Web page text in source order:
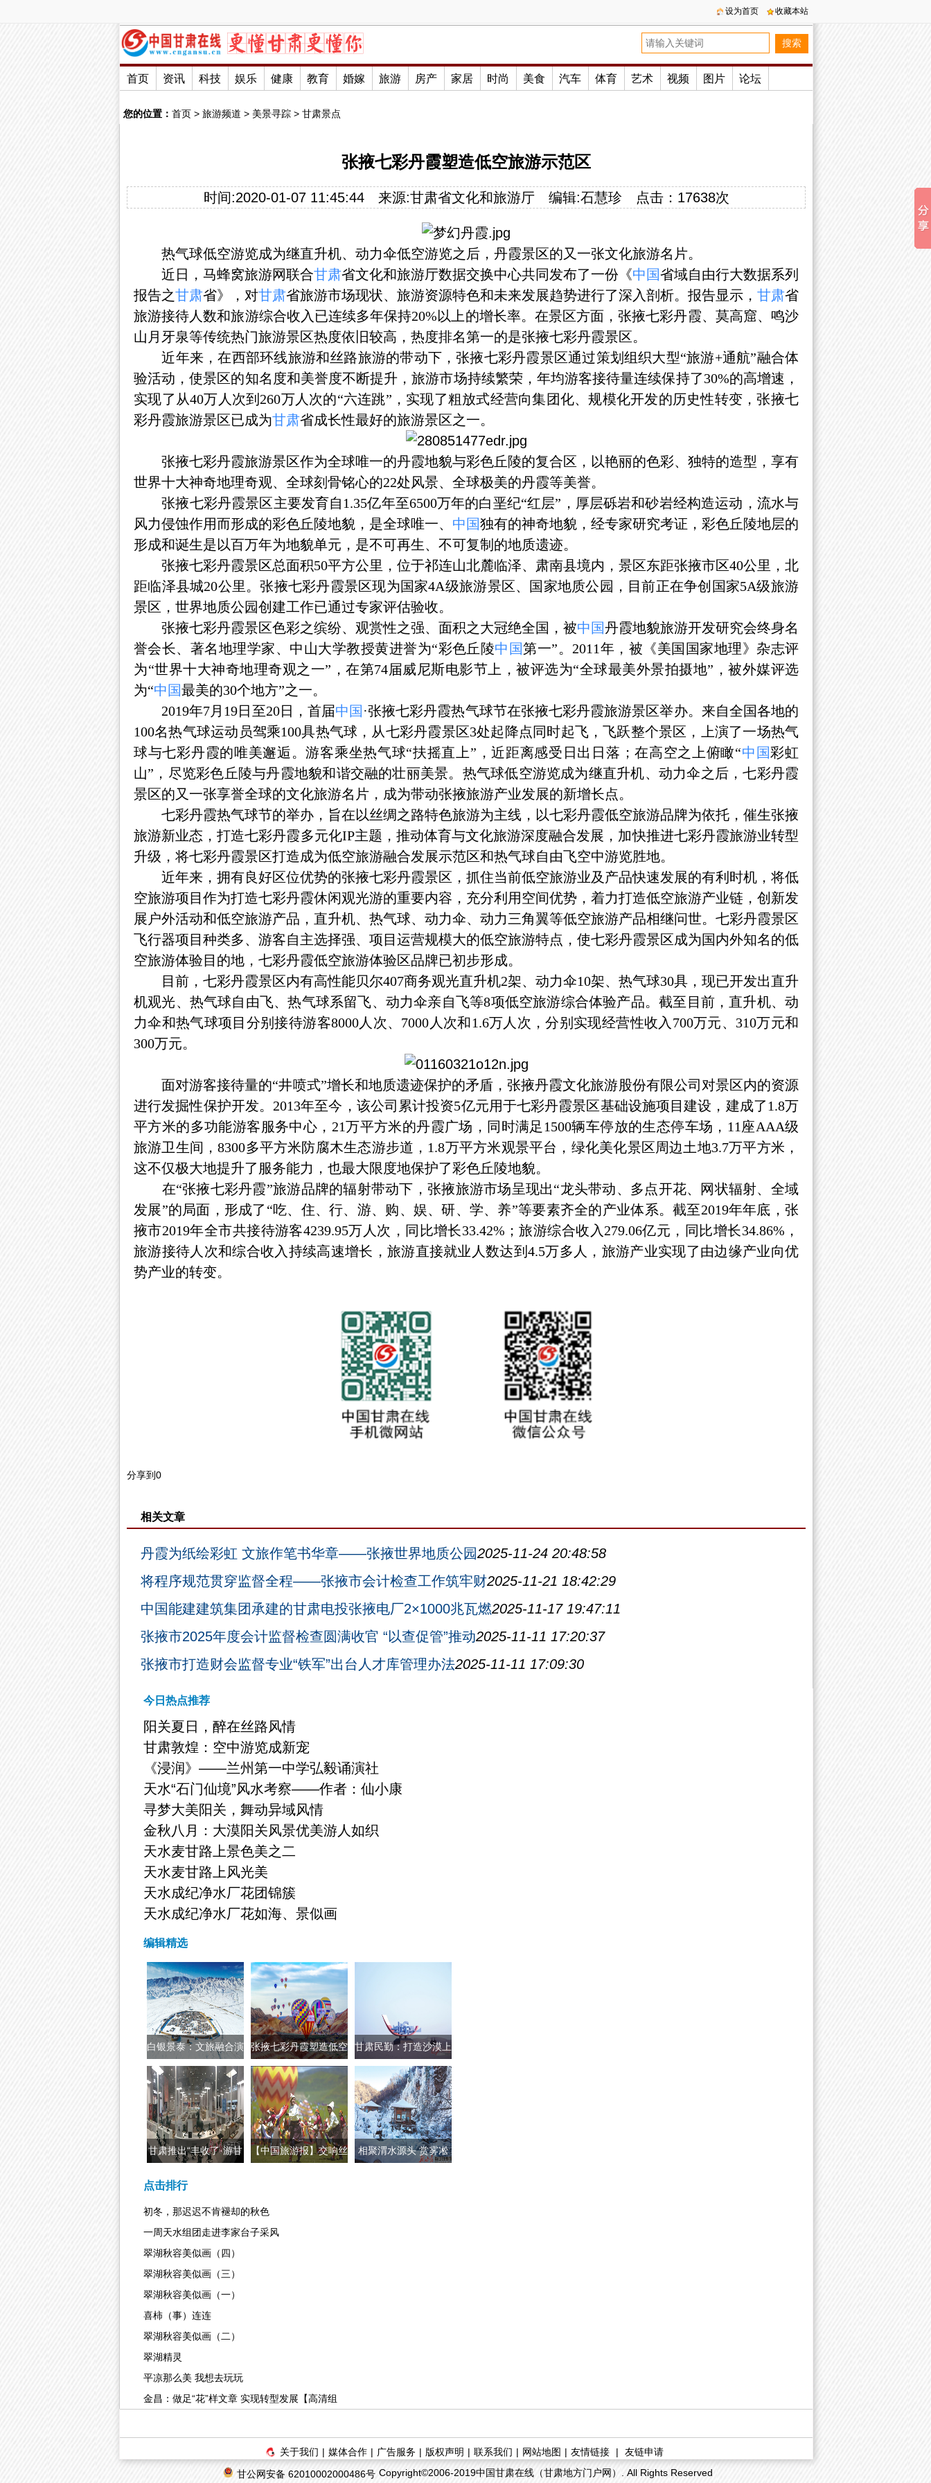
设为首页 收藏本站
首页 资讯 科技 娱乐 健康 教育 婚嫁 旅游 房产 家居 时尚 美食 汽车 体育 艺术 视频 图片 论坛
您的位置： 首页 > 旅游频道 > 美景寻踪 > 甘肃景点
张掖七彩丹霞塑造低空旅游示范区
时间:2020-01-07 11:45:44 来源:甘肃省文化和旅游厅 编辑:石慧珍 点击： 17638次
热气球低空游览成为继直升机、动力伞低空游览之后，丹霞景区的又一张文化旅游名片。
近日，马蜂窝旅游网联合甘肃省文化和旅游厅数据交换中心共同发布了一份《中国省域自由行大数据系列
报告之甘肃省》，对甘肃省旅游市场现状、旅游资源特色和未来发展趋势进行了深入剖析。报告显示， 甘肃省
旅游接待人数和旅游综合收入已连续多年保持20%以上的增长率。在景区方面，张掖七彩丹霞、莫高窟、鸣沙
山月牙泉等传统热门旅游景区热度依旧较高，热度排名第一的是张掖七彩丹霞景区。
近年来，在西部环线旅游和丝路旅游的带动下，张掖七彩丹霞景区通过策划组织大型“旅游+通航”融合体
验活动，使景区的知名度和美誉度不断提升，旅游市场持续繁荣，年均游客接待量连续保持了30%的高增速，
实现了从40万人次到260万人次的“六连跳”，实现了粗放式经营向集团化、规模化开发的历史性转变，张掖七
彩丹霞旅游景区已成为甘肃省成长性最好的旅游景区之一。
张掖七彩丹霞旅游景区作为全球唯一的丹霞地貌与彩色丘陵的复合区，以艳丽的色彩、独特的造型，享有
世界十大神奇地理奇观、全球刻骨铭心的22处风景、全球极美的丹霞等美誉。
张掖七彩丹霞景区主要发育自1.35亿年至6500万年的白垩纪“红层”，厚层砾岩和砂岩经构造运动，流水与
风力侵蚀作用而形成的彩色丘陵地貌，是全球唯一、 中国独有的神奇地貌，经专家研究考证，彩色丘陵地层的
形成和诞生是以百万年为地貌单元，是不可再生、不可复制的地质遗迹。
张掖七彩丹霞景区总面积50平方公里，位于祁连山北麓临泽、肃南县境内，景区东距张掖市区40公里，北
距临泽县城20公里。张掖七彩丹霞景区现为国家4A级旅游景区、国家地质公园，目前正在争创国家5A级旅游
景区，世界地质公园创建工作已通过专家评估验收。
张掖七彩丹霞景区色彩之缤纷、观赏性之强、面积之大冠绝全国，被中国丹霞地貌旅游开发研究会终身名
誉会长、著名地理学家、中山大学教授黄进誉为“彩色丘陵中国第一”。2011年，被《美国国家地理》杂志评
为“世界十大神奇地理奇观之一”，在第74届威尼斯电影节上，被评选为“全球最美外景拍摄地”，被外媒评选
为“中国最美的30个地方”之一。
2019年7月19日至20日，首届中国 ·张掖七彩丹霞热气球节在张掖七彩丹霞旅游景区举办。来自全国各地的
100名热气球运动员驾乘100具热气球，从七彩丹霞景区3处起降点同时起飞，飞跃整个景区，上演了一场热气
球与七彩丹霞的唯美邂逅。游客乘坐热气球“扶摇直上”，近距离感受日出日落；在高空之上俯瞰“中国彩虹
山”，尽览彩色丘陵与丹霞地貌和谐交融的壮丽美景。热气球低空游览成为继直升机、动力伞之后，七彩丹霞
景区的又一张享誉全球的文化旅游名片，成为带动张掖旅游产业发展的新增长点。
七彩丹霞热气球节的举办，旨在以丝绸之路特色旅游为主线，以七彩丹霞低空旅游品牌为依托，催生张掖
旅游新业态，打造七彩丹霞多元化IP主题，推动体育与文化旅游深度融合发展，加快推进七彩丹霞旅游业转型
升级，将七彩丹霞景区打造成为低空旅游融合发展示范区和热气球自由飞空中游览胜地。
近年来，拥有良好区位优势的张掖七彩丹霞景区，抓住当前低空旅游业及产品快速发展的有利时机，将低
空旅游项目作为打造七彩丹霞休闲观光游的重要内容，充分利用空间优势，着力打造低空旅游产业链，创新发
展户外活动和低空旅游产品，直升机、热气球、动力伞、动力三角翼等低空旅游产品相继问世。七彩丹霞景区
飞行器项目种类多、游客自主选择强、项目运营规模大的低空旅游特点，使七彩丹霞景区成为国内外知名的低
空旅游体验目的地，七彩丹霞低空旅游体验区品牌已初步形成。
目前，七彩丹霞景区内有高性能贝尔407商务观光直升机2架、动力伞10架、热气球30具，现已开发出直升
机观光、热气球自由飞、热气球系留飞、动力伞亲自飞等8项低空旅游综合体验产品。截至目前，直升机、动
力伞和热气球项目分别接待游客8000人次、7000人次和1.6万人次，分别实现经营性收入700万元、310万元和
300万元。
面对游客接待量的“井喷式”增长和地质遗迹保护的矛盾，张掖丹霞文化旅游股份有限公司对景区内的资源
进行发掘性保护开发。2013年至今，该公司累计投资5亿元用于七彩丹霞景区基础设施项目建设，建成了1.8万
平方米的多功能游客服务中心，21万平方米的丹霞广场，同时满足1500辆车停放的生态停车场，11座AAA级
旅游卫生间，8300多平方米防腐木生态游步道，1.8万平方米观景平台，绿化美化景区周边土地3.7万平方米，
这不仅极大地提升了服务能力，也最大限度地保护了彩色丘陵地貌。
在“张掖七彩丹霞”旅游品牌的辐射带动下，张掖旅游市场呈现出“龙头带动、多点开花、网状辐射、全域
发展”的局面，形成了“吃、住、行、游、购、娱、研、学、养”等要素齐全的产业体系。截至2019年年底，张
掖市2019年全市共接待游客4239.95万人次，同比增长33.42%；旅游综合收入279.06亿元，同比增长34.86%，
旅游接待人次和综合收入持续高速增长，旅游直接就业人数达到4.5万多人，旅游产业实现了由边缘产业向优
势产业的转变。
分享到0
相关文章
丹霞为纸绘彩虹 文旅作笔书华章——张掖世界地质公园2025-11-24 20:48:58
将程序规范贯穿监督全程——张掖市会计检查工作筑牢财2025-11-21 18:42:29
中国能建建筑集团承建的甘肃电投张掖电厂2×1000兆瓦燃2025-11-17 19:47:11
张掖市2025年度会计监督检查圆满收官 “以查促管”推动2025-11-11 17:20:37
张掖市打造财会监督专业“铁军”出台人才库管理办法2025-11-11 17:09:30
今日热点推荐
阳关夏日，醉在丝路风情
甘肃敦煌：空中游览成新宠
《浸润》——兰州第一中学弘毅诵演社
天水“石门仙境”风水考察——作者：仙小康
寻梦大美阳关，舞动异域风情
金秋八月：大漠阳关风景优美游人如织
天水麦甘路上景色美之二
天水麦甘路上风光美
天水成纪净水厂花团锦簇
天水成纪净水厂花如海、景似画
编辑精选
白银景泰：文旅融合演
绎大漠风情
张掖七彩丹霞塑造低空
旅游示范区
甘肃民勤：打造沙漠上
的“雕塑艺
甘肃推出“丰收了·游甘 【中国旅游报】交响丝 相聚渭水源头 赏雾凇
点击排行
初冬，那迟迟不肯褪却的秋色
一周天水组团走进李家台子采风
翠湖秋容美似画（四）
翠湖秋容美似画（三）
翠湖秋容美似画（一）
喜柿（事）连连
翠湖秋容美似画（二）
翠湖精灵
平凉那么美 我想去玩玩
金昌：做足“花”样文章 实现转型发展【高清组
关于我们 | 媒体合作 | 广告服务 | 版权声明 | 联系我们 | 网站地图 | 友情链接 |
友链申请
甘公网安备 62010002000486号 Copyright©2006-2019中国甘肃在线（甘肃地方门户网）. All Rights Reserved